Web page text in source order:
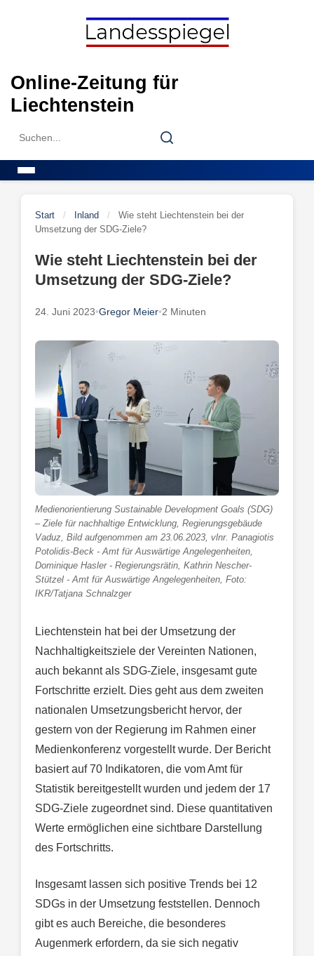
Online-Zeitung für
Liechtenstein
Search
Search
Start / Inland /
Wie steht Liechtenstein bei der
Umsetzung der SDG-Ziele?
Wie steht Liechtenstein bei der
Umsetzung der SDG-Ziele?
24. Juni 2023•Gregor Meier•2 Minuten
Medienorientierung Sustainable Development Goals (SDG)
– Ziele für nachhaltige Entwicklung, Regierungsgebäude
Vaduz, Bild aufgenommen am 23.06.2023, vlnr. Panagiotis
Potolidis-Beck - Amt für Auswärtige Angelegenheiten,
Dominique Hasler - Regierungsrätin, Kathrin Nescher-
Stützel - Amt für Auswärtige Angelegenheiten, Foto:
IKR/Tatjana Schnalzger
Liechtenstein hat bei der Umsetzung der
Nachhaltigkeitsziele der Vereinten Nationen,
auch bekannt als SDG-Ziele, insgesamt gute
Fortschritte erzielt. Dies geht aus dem zweiten
nationalen Umsetzungsbericht hervor, der
gestern von der Regierung im Rahmen einer
Medienkonferenz vorgestellt wurde. Der Bericht
basiert auf 70 Indikatoren, die vom Amt für
Statistik bereitgestellt wurden und jedem der 17
SDG-Ziele zugeordnet sind. Diese quantitativen
Werte ermöglichen eine sichtbare Darstellung
des Fortschritts.
Insgesamt lassen sich positive Trends bei 12
SDGs in der Umsetzung feststellen. Dennoch
gibt es auch Bereiche, die besonderes
Augenmerk erfordern, da sie sich negativ